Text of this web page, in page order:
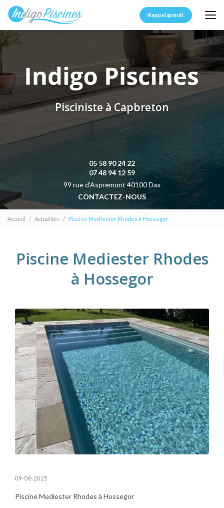
Aller
contenu
principal
Rappel gratuit
Pisciniste à Capbreton
05 58 90 24 22
07 48 94 12 59
99 rue d’Aspremont 40100 Dax
CONTACTEZ-NOUS
Accueil Actualités Piscine Mediester Rhodes à Hossegor
Piscine Mediester Rhodes
à Hossegor
09-08-2025
Piscine Mediester Rhodes à Hossegor